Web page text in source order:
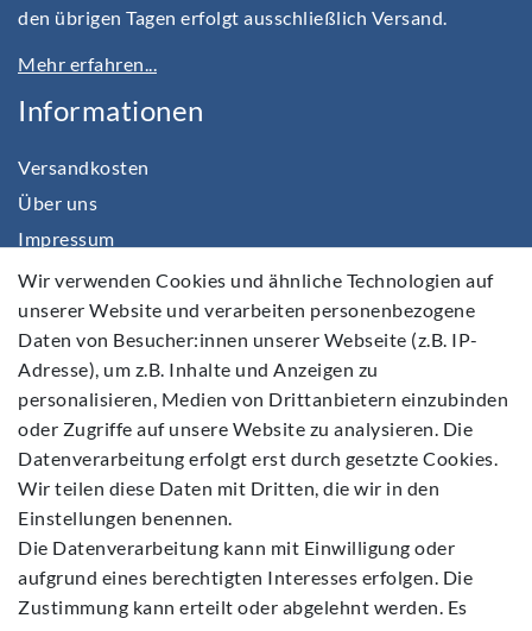
den übrigen Tagen erfolgt ausschließlich Versand.
Mehr erfahren...
Informationen
Versandkosten
Über uns
Impressum
Daten­schutz­erklärung
AGB
Barrierefreiheitserklärung
Widerrufs­recht
Kontakt
Vertrag widerrufen
Folgen Sie Uns
Wir verwenden Cookies und ähnliche Technologien auf
unserer Website und verarbeiten personenbezogene
Daten von Besucher:innen unserer Webseite (z.B. IP-
Adresse), um z.B. Inhalte und Anzeigen zu
personalisieren, Medien von Drittanbietern einzubinden
oder Zugriffe auf unsere Website zu analysieren. Die
Datenverarbeitung erfolgt erst durch gesetzte Cookies.
Wir teilen diese Daten mit Dritten, die wir in den
Einstellungen benennen.
Die Datenverarbeitung kann mit Einwilligung oder
aufgrund eines berechtigten Interesses erfolgen. Die
Zustimmung kann erteilt oder abgelehnt werden. Es